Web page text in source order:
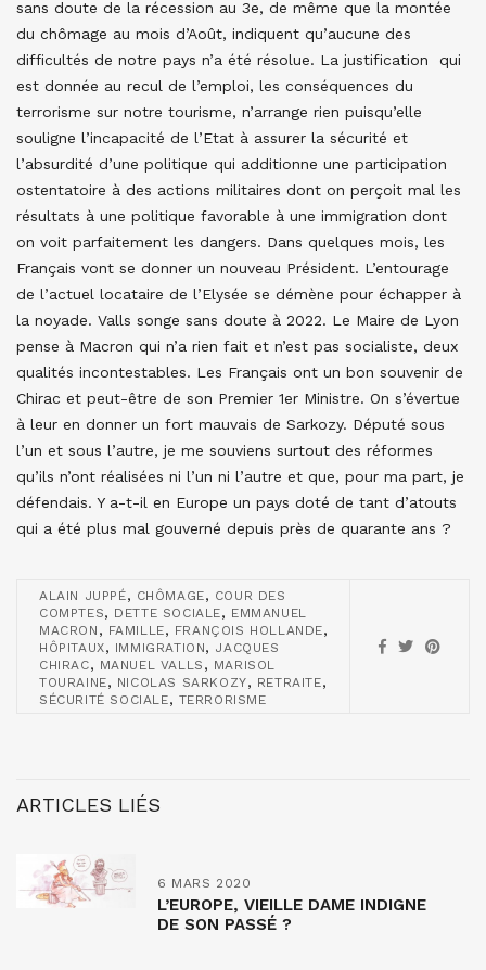
sans doute de la récession au 3e, de même que la montée
du chômage au mois d’Août, indiquent qu’aucune des
difficultés de notre pays n’a été résolue. La justification qui
est donnée au recul de l’emploi, les conséquences du
terrorisme sur notre tourisme, n’arrange rien puisqu’elle
souligne l’incapacité de l’Etat à assurer la sécurité et
l’absurdité d’une politique qui additionne une participation
ostentatoire à des actions militaires dont on perçoit mal les
résultats à une politique favorable à une immigration dont
on voit parfaitement les dangers. Dans quelques mois, les
Français vont se donner un nouveau Président. L’entourage
de l’actuel locataire de l’Elysée se démène pour échapper à
la noyade. Valls songe sans doute à 2022. Le Maire de Lyon
pense à Macron qui n’a rien fait et n’est pas socialiste, deux
qualités incontestables. Les Français ont un bon souvenir de
Chirac et peut-être de son Premier 1er Ministre. On s’évertue
à leur en donner un fort mauvais de Sarkozy. Député sous
l’un et sous l’autre, je me souviens surtout des réformes
qu’ils n’ont réalisées ni l’un ni l’autre et que, pour ma part, je
défendais. Y a-t-il en Europe un pays doté de tant d’atouts
qui a été plus mal gouverné depuis près de quarante ans ?
ALAIN JUPPÉ, CHÔMAGE, COUR DES
COMPTES, DETTE SOCIALE, EMMANUEL
MACRON , FAMILLE, FRANÇOIS HOLLANDE,
HÔPITAUX, IMMIGRATION, JACQUES
CHIRAC, MANUEL VALLS , MARISOL
TOURAINE, NICOLAS SARKOZY, RETRAITE,
SÉCURITÉ SOCIALE, TERRORISME
ARTICLES LIÉS
6 MARS 2020
L’EUROPE, VIEILLE DAME INDIGNE
DE SON PASSÉ ?